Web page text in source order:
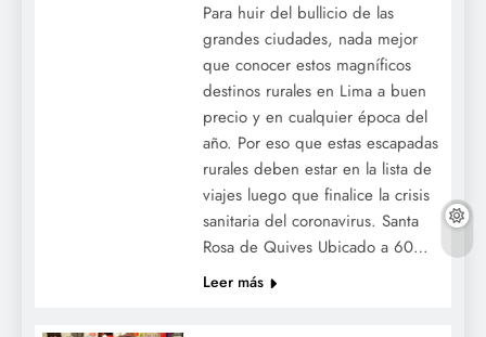
Para huir del bullicio de las
grandes ciudades, nada mejor
que conocer estos magníficos
destinos rurales en Lima a buen
precio y en cualquier época del
año. Por eso que estas escapadas
rurales deben estar en la lista de
viajes luego que finalice la crisis
sanitaria del coronavirus. Santa
Rosa de Quives Ubicado a 60…
Leer más